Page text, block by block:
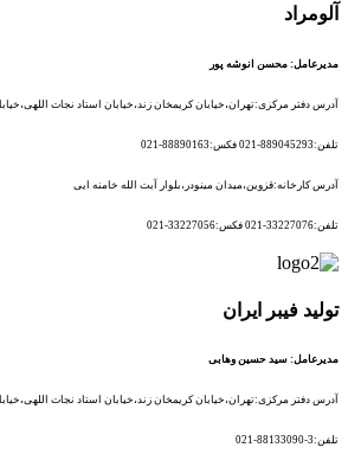
آلومراد
مدیرعامل: محسن انوشه پور
آدرس دفتر مرکزی:تهران،خیابان کریمخان زند،خیابان استاد نجات اللهی،خیابان
تلفن:889045293-021 فکس:88890163-021
آدرس کارخانه:قزوین،میدان مینودر،بلوار آبت الله خامنه ایی
تلفن:33227076-021 فکس:33227056-021
تولید فیبر ایران
مدیرعامل: سید حسین وهابی
آدرس دفتر مرکزی:تهران،خیابان کریمخان زند،خیابان استاد نجات اللهی،خیابان
تلفن:3-88133090-021